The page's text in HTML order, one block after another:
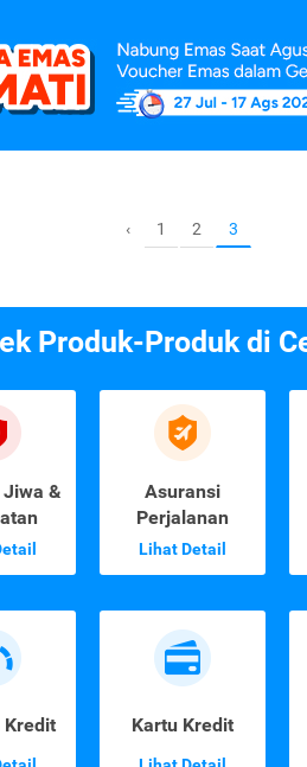
‹ 1 2 3
Produk-Produk di
&
Asuransi
Perjalanan
Lihat Detail
Kredit Kartu Kredit